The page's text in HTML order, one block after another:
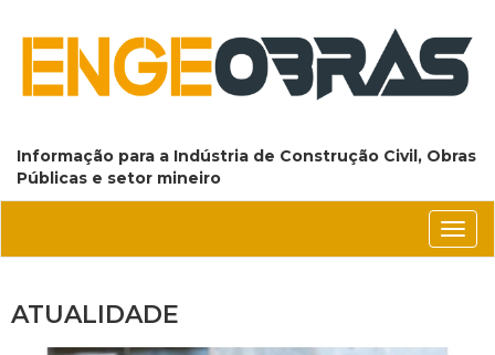
Informação para a Indústria de Construção Civil, Obras
Públicas e setor mineiro
ATUALIDADE